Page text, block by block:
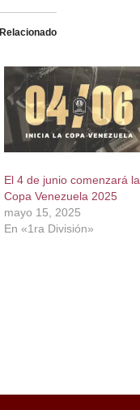
Relacionado
El 4 de junio comenzará la
Copa Venezuela 2025
mayo 15, 2025
En «1ra División»